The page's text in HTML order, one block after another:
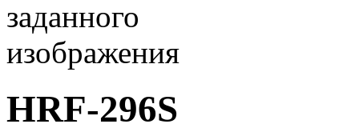
HRF-296S